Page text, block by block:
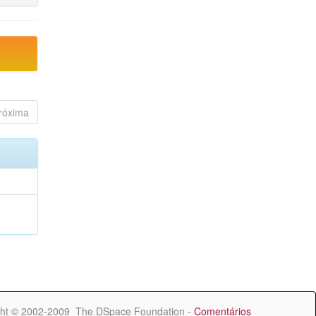
© 2002-2009 The DSpace Foundation - Comentários